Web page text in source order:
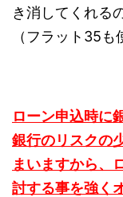
き消してくれる
（フラット35も
ローン申込時に
銀行のリスクの
まいますから、
討する事を強く